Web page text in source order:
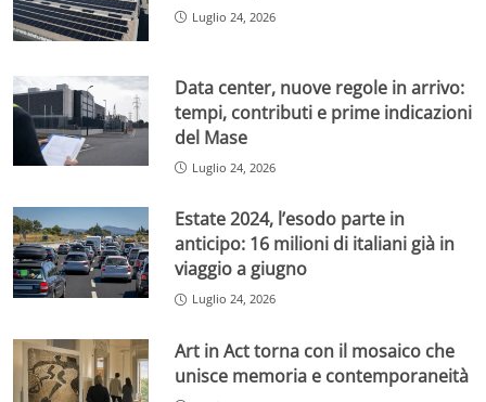
Luglio 24, 2026
Data center, nuove regole in arrivo:
tempi, contributi e prime indicazioni
del Mase
Luglio 24, 2026
Estate 2024, l’esodo parte in
anticipo: 16 milioni di italiani già in
viaggio a giugno
Luglio 24, 2026
Art in Act torna con il mosaico che
unisce memoria e contemporaneità